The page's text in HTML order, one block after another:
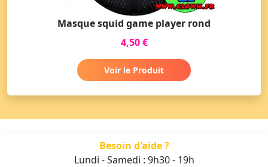
Masque squid game player rond
4,50 €
Voir le Produit
Besoin d'aide ?
Lundi - Samedi : 9h30 - 19h